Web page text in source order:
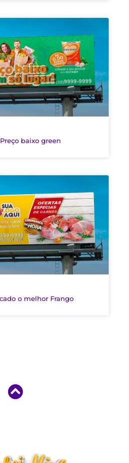
baixo green
o melhor Frango